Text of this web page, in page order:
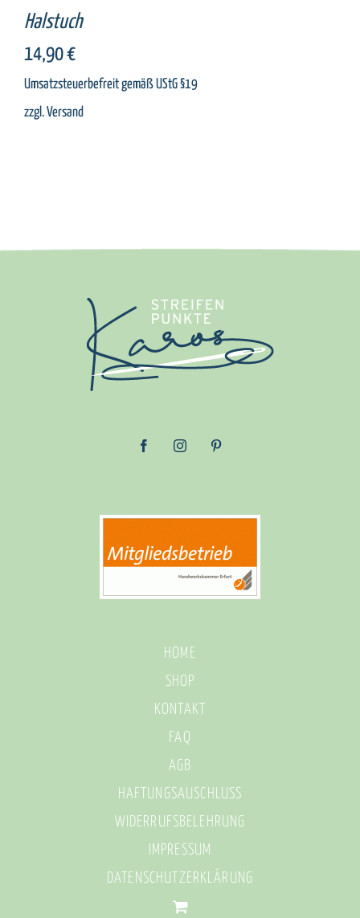
Halstuch
14,90€
Umsatzsteuerbefreit gemäß UStG §19
zzgl.Versand
HOME
SHOP
KONTAKT
FAQ
AGB
HAFTUNGSAUSCHLUSS
WIDERRUFSBELEHRUNG
IMPRESSUM
DATENSCHUTZERKLÄRUNG